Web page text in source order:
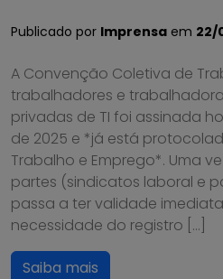
Publicado por Imprensa em 22/
A Convenção Coletiva de
trabalhadores e
privadas de TI foi assinada
de 2025 e *já está
Trabalho e Emprego*. Uma
partes (sindicatos laboral e
passa a ter validade
necessidade do registro […]
Saiba mais